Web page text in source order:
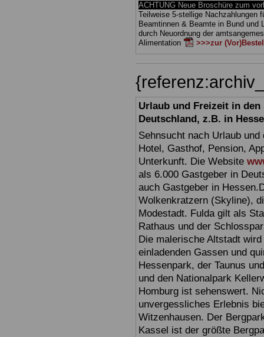
ACHTUNG Neue Broschüre zum
Teilweise 5-stellige Nachzahlungen
Beamtinnen & Beamte in Bund und
durch Neuordnung der
Alimentation
>>>zur
Urlaub und Freizeit in
Deutschland, z.B. in
Sehnsucht nach Urlaub
Hotel, Gasthof, Pension,
Unterkunft. Die Website
als 6.000 Gastgeber in
auch Gastgeber in
Wolkenkratzern (Skyline),
Modestadt. Fulda gilt als
Rathaus und der
Die malerische Altstadt
einladenden Gassen und
Hessenpark, der Taunus
und den Nationalpark
Homburg ist sehenswert.
unvergessliches Erlebnis
Witzenhausen. Der
Kassel ist der größte